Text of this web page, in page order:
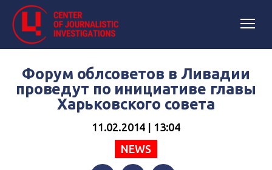
Форум облсоветов в Ливадии
проведут по инициативе главы
Харьковского совета
11.02.2014 | 13:04
NEWS